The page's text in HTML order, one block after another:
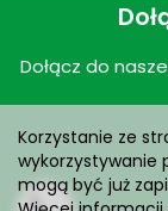
Dołącz do
Korzystanie ze
wykorzystywanie
mogą być już